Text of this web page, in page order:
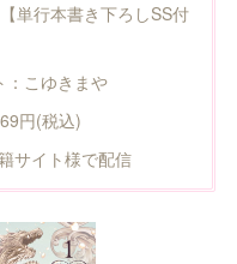
単行本書き下ろしSS付
こゆきまや
円(税込)
サイト様で配信